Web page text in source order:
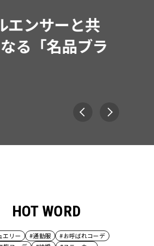
サーと共
「名品ブラ
HOT WORD
エリー #通勤服
#お呼ばれコーデ